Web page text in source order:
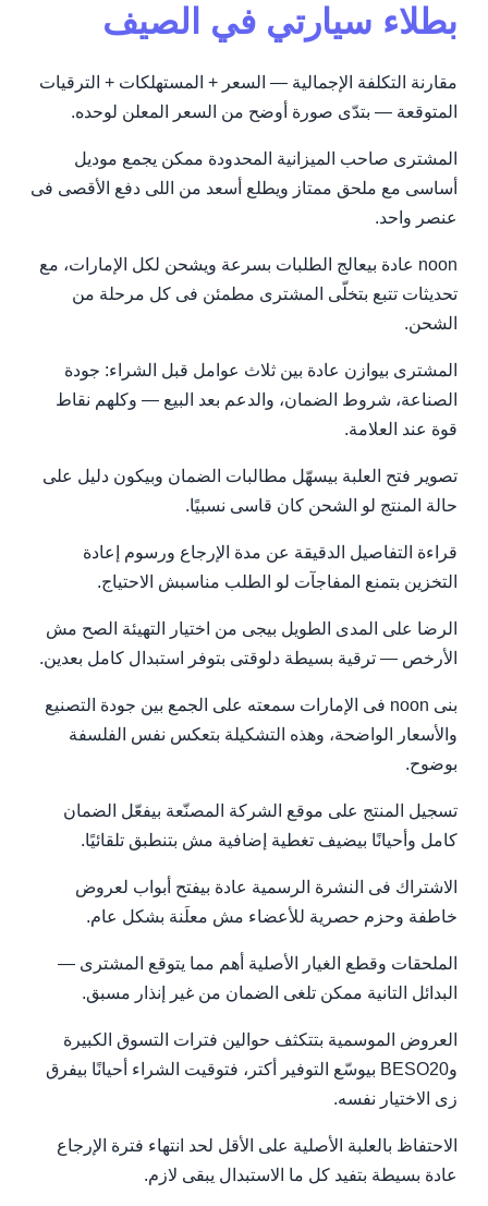
بطلاء سيارتي في الصيف
مقارنة التكلفة الإجمالية — السعر + المستهلكات + الترقيات
المتوقعة — بتدّى صورة أوضح من السعر المعلن لوحده.
المشترى صاحب الميزانية المحدودة ممكن يجمع موديل
أساسى مع ملحق ممتاز ويطلع أسعد من اللى دفع الأقصى فى
عنصر واحد.
noon عادة بيعالج الطلبات بسرعة ويشحن لكل الإمارات، مع
تحديثات تتبع بتخلّى المشترى مطمئن فى كل مرحلة من
الشحن.
المشترى بيوازن عادة بين ثلاث عوامل قبل الشراء: جودة
الصناعة، شروط الضمان، والدعم بعد البيع — وكلهم نقاط
قوة عند العلامة.
تصوير فتح العلبة بيسهّل مطالبات الضمان وبيكون دليل على
حالة المنتج لو الشحن كان قاسى نسبيًا.
قراءة التفاصيل الدقيقة عن مدة الإرجاع ورسوم إعادة
التخزين بتمنع المفاجآت لو الطلب مناسبش الاحتياج.
الرضا على المدى الطويل بيجى من اختيار التهيئة الصح مش
الأرخص — ترقية بسيطة دلوقتى بتوفر استبدال كامل بعدين.
بنى noon فى الإمارات سمعته على الجمع بين جودة التصنيع
والأسعار الواضحة، وهذه التشكيلة بتعكس نفس الفلسفة
بوضوح.
تسجيل المنتج على موقع الشركة المصنّعة بيفعّل الضمان
كامل وأحيانًا بيضيف تغطية إضافية مش بتنطبق تلقائيًا.
الاشتراك فى النشرة الرسمية عادة بيفتح أبواب لعروض
خاطفة وحزم حصرية للأعضاء مش معلَنة بشكل عام.
الملحقات وقطع الغيار الأصلية أهم مما يتوقع المشترى —
البدائل التانية ممكن تلغى الضمان من غير إنذار مسبق.
العروض الموسمية بتتكثف حوالين فترات التسوق الكبيرة
وBESO20 بيوسّع التوفير أكتر، فتوقيت الشراء أحيانًا بيفرق
زى الاختيار نفسه.
الاحتفاظ بالعلبة الأصلية على الأقل لحد انتهاء فترة الإرجاع
عادة بسيطة بتفيد كل ما الاستبدال يبقى لازم.